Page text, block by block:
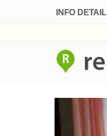
INFO DETAIL